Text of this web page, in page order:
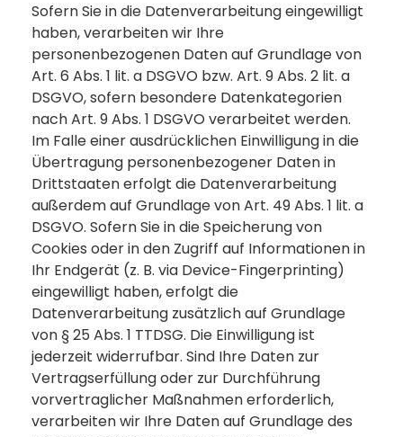
Sofern Sie in die Datenverarbeitung eingewilligt
haben, verarbeiten wir Ihre
personenbezogenen Daten auf Grundlage von
Art. 6 Abs. 1 lit. a DSGVO bzw. Art. 9 Abs. 2 lit. a
DSGVO, sofern besondere Datenkategorien
nach Art. 9 Abs. 1 DSGVO verarbeitet werden.
Im Falle einer ausdrücklichen Einwilligung in die
Übertragung personenbezogener Daten in
Drittstaaten erfolgt die Datenverarbeitung
außerdem auf Grundlage von Art. 49 Abs. 1 lit. a
DSGVO. Sofern Sie in die Speicherung von
Cookies oder in den Zugriff auf Informationen in
Ihr Endgerät (z. B. via Device-Fingerprinting)
eingewilligt haben, erfolgt die
Datenverarbeitung zusätzlich auf Grundlage
von § 25 Abs. 1 TTDSG. Die Einwilligung ist
jederzeit widerrufbar. Sind Ihre Daten zur
Vertragserfüllung oder zur Durchführung
vorvertraglicher Maßnahmen erforderlich,
verarbeiten wir Ihre Daten auf Grundlage des